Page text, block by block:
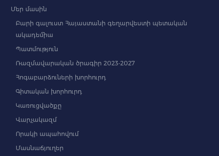
Մեր մասին
Բարի գալուստ Հայաստանի գեղարվեստի պետական
ակադեմիա
Պատմություն
Ռազմավարական ծրագիր 2023-2027
Հոգաբարձուների խորհուրդ
Գիտական խորհուրդ
Կառուցվածքը
Վարչակազմ
Որակի ապահովում
Մասնաճյուղեր